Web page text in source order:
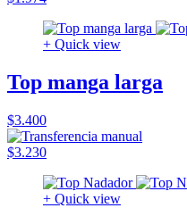
+ Quick view
Top manga larga
$3.400
$3.230
+ Quick view